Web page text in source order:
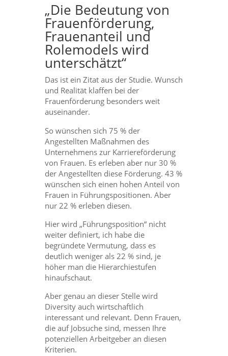
„Die Bedeutung von
Frauenförderung,
Frauenanteil und
Rolemodels wird
unterschätzt“
Das ist ein Zitat aus der Studie. Wunsch
und Realität klaffen bei der
Frauenförderung besonders weit
auseinander.
So wünschen sich 75 % der
Angestellten Maßnahmen des
Unternehmens zur Karriereförderung
von Frauen. Es erleben aber nur 30 %
der Angestellten diese Förderung. 43 %
wünschen sich einen hohen Anteil von
Frauen in Führungspositionen. Aber
nur 22 % erleben diesen.
Hier wird „Führungsposition“ nicht
weiter definiert, ich habe die
begründete Vermutung, dass es
deutlich weniger als 22 % sind, je
höher man die Hierarchiestufen
hinaufschaut.
Aber genau an dieser Stelle wird
Diversity auch wirtschaftlich
interessant und relevant. Denn Frauen,
die auf Jobsuche sind, messen Ihre
potenziellen Arbeitgeber an diesen
Kriterien.